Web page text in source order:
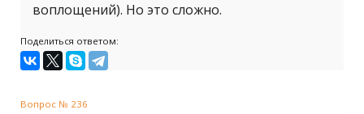
воплощений). Но это сложно.
Поделиться ответом:
Вопрос № 236